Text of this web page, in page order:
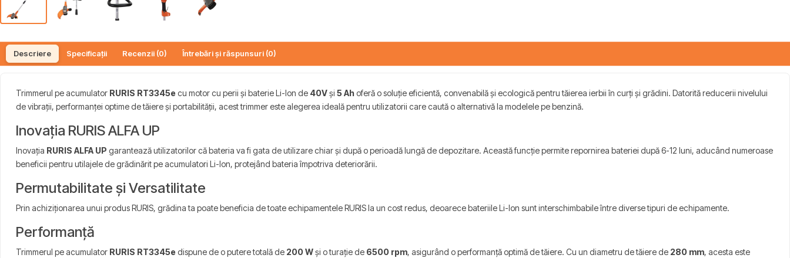
Descriere Specificații Recenzii (0) Întrebări și răspunsuri (0)
Trimmerul pe acumulator RURIS RT3345e cu motor cu perii și baterie Li-Ion de 40Vși 5 Ahoferă o soluție eficientă, convenabilă și ecologică pentru tăierea ierbii în curți și grădini. Datorită reducerii nivelului
de vibrații, performanței optime de tăiere și portabilității, acest trimmer este alegerea ideală pentru utilizatorii care caută o alternativă la modelele pe benzină.
Inovația RURIS ALFA UP
Inovația RURIS ALFA UP garantează utilizatorilor că bateria va fi gata de utilizare chiar și după o perioadă lungă de depozitare. Această funcție permite repornirea bateriei după 6-12 luni, aducând numeroase
beneficii pentru utilajele de grădinărit pe acumulatori Li-Ion, protejând bateria împotriva deteriorării.
Permutabilitate și Versatilitate
Prin achiziționarea unui produs RURIS, grădina ta poate beneficia de toate echipamentele RURIS la un cost redus, deoarece bateriile Li-Ion sunt interschimbabile între diverse tipuri de echipamente.
Performanță
Trimmerul pe acumulator RURIS RT3345e dispune de o putere totală de 200 Wși o turație de 6500 rpm, asigurând o performanță optimă de tăiere. Cu un diametru de tăiere de 280 mm, acesta este